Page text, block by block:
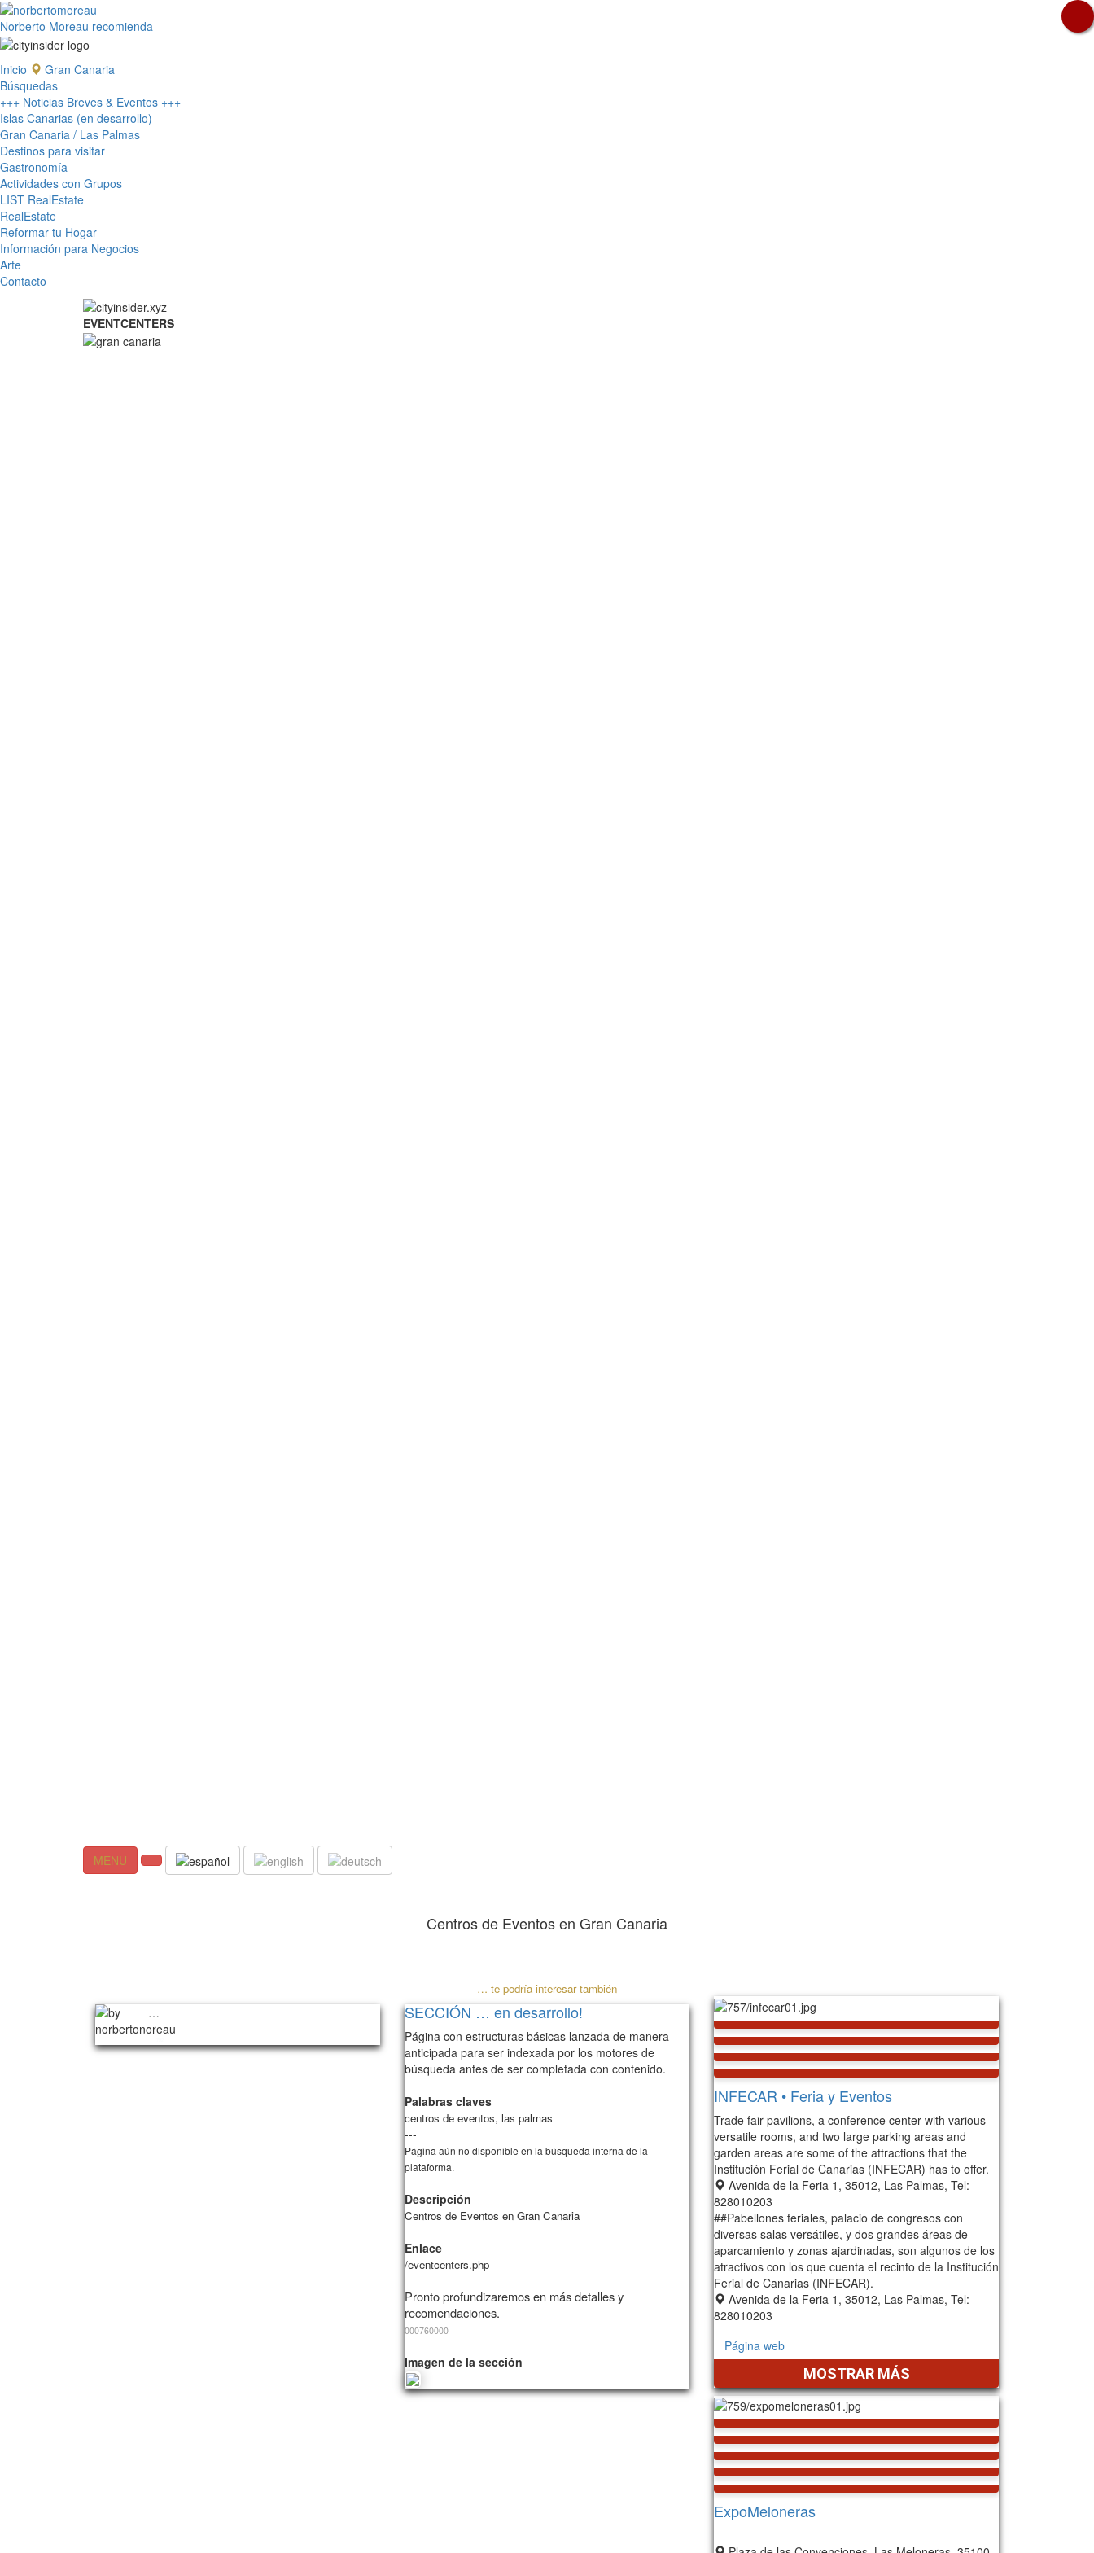
Norberto Moreau recomienda
Inicio
Gran Canaria
Búsquedas
+++ Noticias Breves & Eventos +++
Islas Canarias (en desarrollo)
Gran Canaria / Las Palmas
Destinos para visitar
Gastronomía
Actividades con Grupos
LIST RealEstate
RealEstate
Reformar tu Hogar
Información para Negocios
Arte
Contacto
EVENTCENTERS
MENU
Centros de Eventos en Gran Canaria
… te podría interesar también
… SECCIÓN … en desarrollo!
Página con estructuras básicas lanzada de manera
anticipada para ser indexada por los motores de
búsqueda antes de ser completada con contenido.
Palabras claves
centros de eventos, las palmas
---
Página aún no disponible en la búsqueda interna de la
plataforma.
Descripción
Centros de Eventos en Gran Canaria
Enlace
/eventcenters.php
Pronto profundizaremos en más detalles y
recomendaciones.
000760000
Imagen de la sección
INFECAR • Feria y Eventos
Trade fair pavilions, a conference center with various
versatile rooms, and two large parking areas and
garden areas are some of the attractions that the
Institución Ferial de Canarias (INFECAR) has to offer.
Avenida de la Feria 1, 35012, Las Palmas, Tel:
828010203
##Pabellones feriales, palacio de congresos con
diversas salas versátiles, y dos grandes áreas de
aparcamiento y zonas ajardinadas, son algunos de los
atractivos con los que cuenta el recinto de la Institución
Ferial de Canarias (INFECAR).
Avenida de la Feria 1, 35012, Las Palmas, Tel:
828010203
Página web
MOSTRAR MÁS
ExpoMeloneras